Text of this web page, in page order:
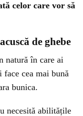
celor care vor să
de ghebe
natură în care ai
cea mai bună
bunica.
necesită abilitățile